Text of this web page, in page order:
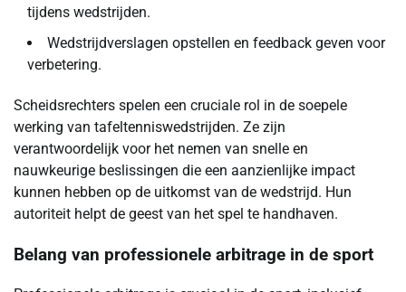
tijdens wedstrijden.
Wedstrijdverslagen opstellen en feedback geven voor
verbetering.
Scheidsrechters spelen een cruciale rol in de soepele
werking van tafeltenniswedstrijden. Ze zijn
verantwoordelijk voor het nemen van snelle en
nauwkeurige beslissingen die een aanzienlijke impact
kunnen hebben op de uitkomst van de wedstrijd. Hun
autoriteit helpt de geest van het spel te handhaven.
Belang van professionele arbitrage in de sport